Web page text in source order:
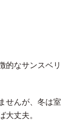
的なサンスベリ
せんが、冬は室
大丈夫。